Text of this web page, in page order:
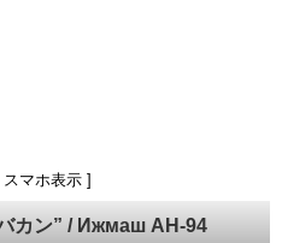
| スマホ表示 ]
カン” / Ижмаш АН-94